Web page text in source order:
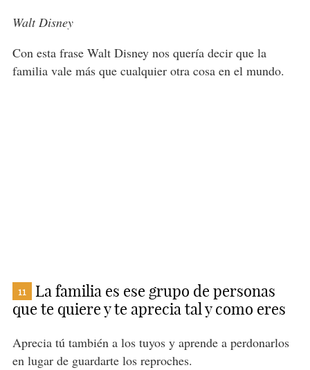
Walt Disney
Con esta frase Walt Disney nos quería decir que la
familia vale más que cualquier otra cosa en el mundo.
11
La familia es ese grupo de personas
que te quiere y te aprecia tal y como eres
Aprecia tú también a los tuyos y aprende a perdonarlos
en lugar de guardarte los reproches.